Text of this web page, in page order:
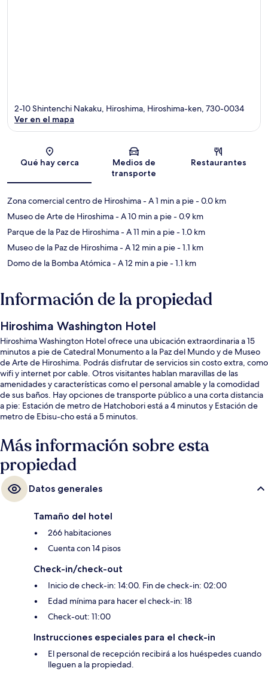
Sección del mapa
2-10 Shintenchi Nakaku, Hiroshima, Hiroshima-ken, 730-0034
Ver en el mapa
Qué hay cerca
Medios de
transporte
Restaurantes
Zona comercial centro de Hiroshima- A 1 min a pie- 0.0 km
Museo de Arte de Hiroshima- A 10 min a pie- 0.9 km
Parque de la Paz de Hiroshima- A 11 min a pie- 1.0 km
Museo de la Paz de Hiroshima- A 12 min a pie- 1.1 km
Domo de la Bomba Atómica- A 12 min a pie- 1.1 km
Información de la propiedad
Hiroshima Washington Hotel
Hiroshima Washington Hotel ofrece una ubicación extraordinaria a 15
minutos a pie de Catedral Monumento a la Paz del Mundo y de Museo
de Arte de Hiroshima. Podrás disfrutar de servicios sin costo extra, como
wifi y internet por cable. Otros visitantes hablan maravillas de las
amenidades y características como el personal amable y la comodidad
de sus baños. Hay opciones de transporte público a una corta distancia
a pie: Estación de metro de Hatchobori está a 4 minutos y Estación de
metro de Ebisu-cho está a 5 minutos.
Más información sobre esta
propiedad
Datos generales
Tamaño del hotel
266 habitaciones
Cuenta con 14 pisos
Check-in/check-out
Inicio de check-in: 14:00. Fin de check-in: 02:00
Edad mínima para hacer el check-in: 18
Check-out: 11:00
Instrucciones especiales para el check-in
El personal de recepción recibirá a los huéspedes cuando
lleguen a la propiedad.